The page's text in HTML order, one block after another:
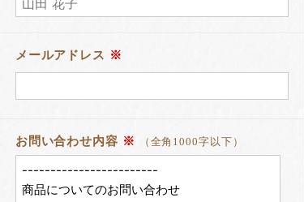
メールアドレス ※
お問い合わせ内容 ※ （全角1000字以下）